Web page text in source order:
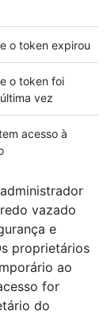
o token expirou
o token foi
vez
acesso à
vazado
e
proprietários
ao
for
do